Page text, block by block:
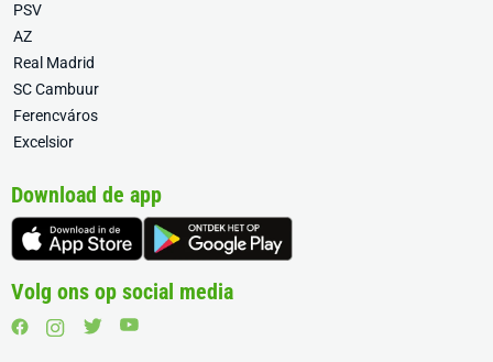
PSV
AZ
Real Madrid
SC Cambuur
Ferencváros
Excelsior
Download de app
Volg ons op social media